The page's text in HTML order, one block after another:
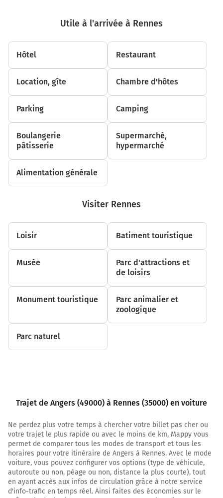
La Roseraie
Continuer sur 17 kilomètres
Cholet
La Roseraie
Avenue de l'Atlantique
D106
D775
300 m
Au rond-point, prendre la 2ème sortie sur D775 et
La Membrolle-sur-Longuenée
Brain-sur-Longuenée
Au rond-point, prendre la 2ème sortie sur D775 et
continuer sur 1,5 kilomètre
23,5 km
Au rond-point, prendre la 2ème sortie sur D775 et
continuer sur 12 kilomètres
Au rond-point, prendre la 2ème sortie sur D775
(Maingué) et continuer sur 1,8 kilomètre
Candé
Cholet
39,0 km
Utile à l'arrivée à Rennes
Hôtel Restaurant
Location, gîte Chambre d'hôtes
Parking Camping
Boulangerie
pâtisserie
Supermarché,
hypermarché
Alimentation générale
Visiter Rennes
Loisir Batiment touristique
Musée
Parc d'attractions et
de loisirs
Monument touristique
Parc animalier et
zoologique
Parc naturel
Trajet de Angers (49000) à Rennes (35000) en voiture
Ne perdez plus votre temps à chercher votre billet pas cher ou
votre trajet le plus rapide ou avec le moins de km, Mappy vous
permet de comparer tous les modes de transport et tous les
horaires pour votre itinéraire de Angers à Rennes. Avec le mode
voiture, vous pouvez configurer vos options (type de véhicule,
autoroute ou non, péage ou non, distance la plus courte), tout
en ayant accès aux infos de circulation grâce à notre service
d'info-trafic en temps réel. Ainsi faites des économies sur le